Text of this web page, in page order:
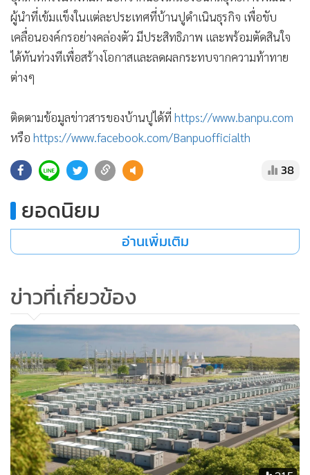
• News1
• Gotomanager
ผู้นำที่เข้มแข็งในแต่ละประเทศที่บ้านปูดำเนินธุรกิจ เพื่อขับ
เคลื่อนองค์กรอย่างคล่องตัว มีประสิทธิภาพ และพร้อมตัดสินใจ
ได้ทันท่วงทีเพื่อสร้างโอกาสและลดผลกระทบจากความท้าทาย
ต่างๆ
ติดตามข้อมูลข่าวสารของบ้านปูได้ที่ https://www.banpu.com
หรือ https://www.facebook.com/Banpuofficialth
38
ยอดนิยม
อ่านเพิ่มเติม
ข่าวที่เกี่ยวข้อง